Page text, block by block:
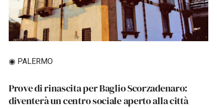
◉ PALERMO
Prove di rinascita per Baglio Scorzadenaro:
diventerà un centro sociale aperto alla città